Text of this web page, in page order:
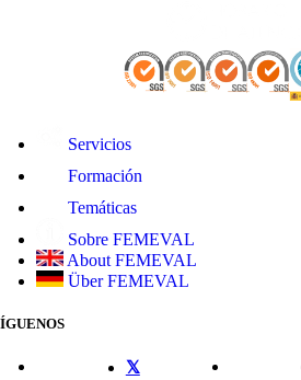
Servicios
Formación
Temáticas
Sobre FEMEVAL
About FEMEVAL
Über FEMEVAL